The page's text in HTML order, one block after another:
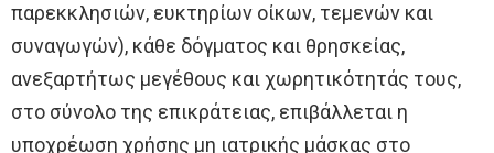
παρεκκλησιών, ευκτηρίων οίκων, τεμενών και
συναγωγών), κάθε δόγματος και θρησκείας,
ανεξαρτήτως μεγέθους και χωρητικότητάς τους,
στο σύνολο της επικράτειας, επιβάλλεται η
υποχρέωση χρήσης μη ιατρικής μάσκας στο